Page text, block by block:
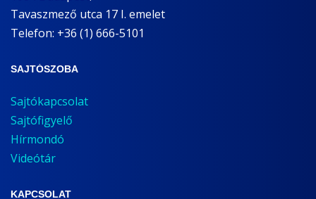
Tavaszmező utca 17 I. emelet
Telefon: +36 (1) 666-5101
SAJTÓSZOBA
Sajtókapcsolat
Sajtófigyelő
Hírmondó
Videótár
KAPCSOLAT